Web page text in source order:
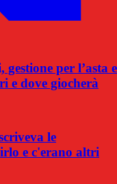
per l’asta e
e dove giocherà
le
e c'erano altri